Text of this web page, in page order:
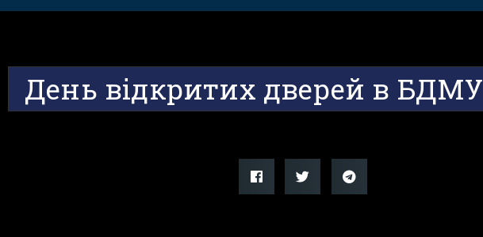
День відкритих дверей в БДМУ